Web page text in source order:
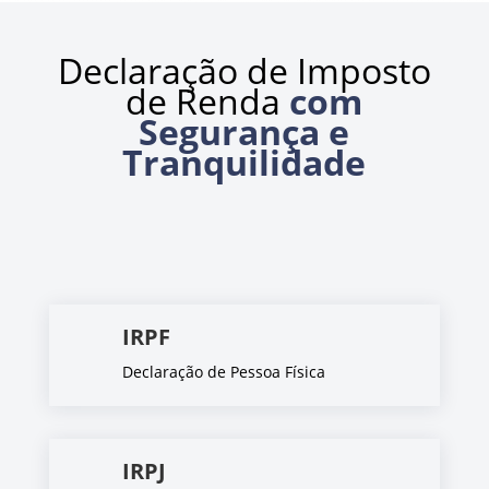
Declaração de Imposto
de Renda com
Segurança e
Tranquilidade
IRPF
Declaração de Pessoa Física
IRPJ